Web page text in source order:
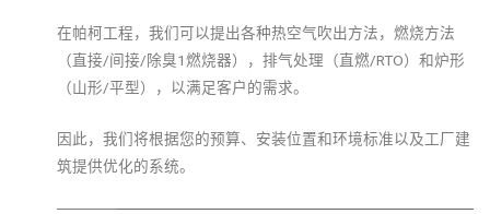
在帕柯工程，我们可以提出各种热空气吹出方法，燃烧方法
（直接/间接/除臭1燃烧器），排气处理（直燃/RTO）和炉形
（山形/平型），以满足客户的需求。
因此，我们将根据您的预算、安装位置和环境标准以及工厂建
筑提供优化的系统。